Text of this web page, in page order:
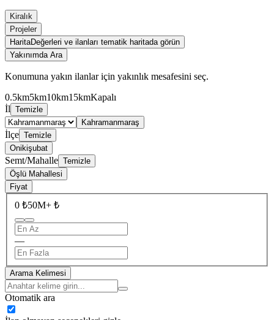
Kiralık
Projeler
HaritaDeğerleri ve ilanları tematik haritada görün
Yakınımda Ara
Konumuna yakın ilanlar için yakınlık mesafesini seç.
0.5km5km10km15kmKapalı
İl Temizle
Kahramanmaraş
İlçe Temizle
Onikişubat
Semt/Mahalle Temizle
Öşlü Mahallesi
Fiyat
0 ₺50M+ ₺
—
Arama Kelimesi
Otomatik ara